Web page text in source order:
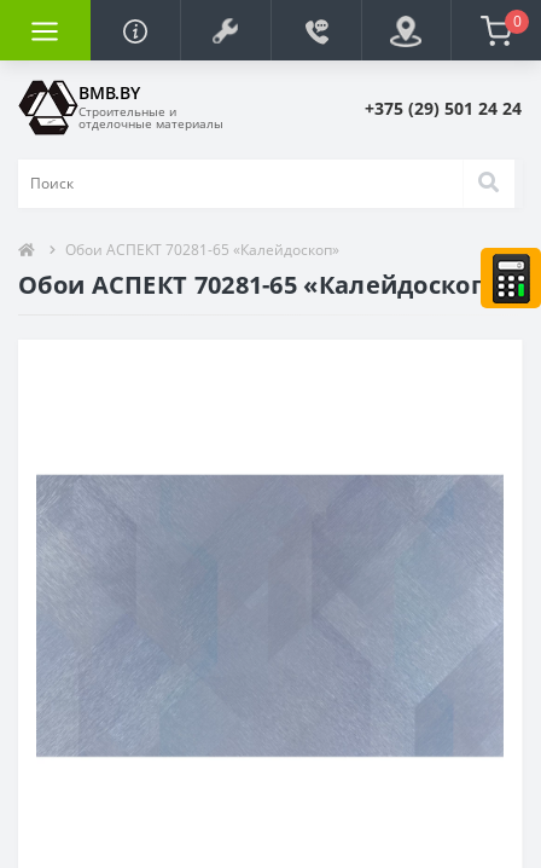
0
BMB.BY
Строительные и
отделочные материалы
+375 (29) 501 24 24
Обои АСПЕКТ 70281-65 «Калейдоскоп»
Обои АСПЕКТ 70281-65 «Калейдоскоп»